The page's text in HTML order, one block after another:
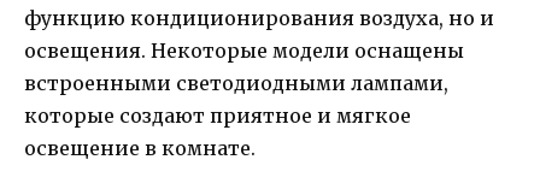
функцию кондиционирования воздуха, но и
освещения. Некоторые модели оснащены
встроенными светодиодными лампами,
которые создают приятное и мягкое
освещение в комнате.